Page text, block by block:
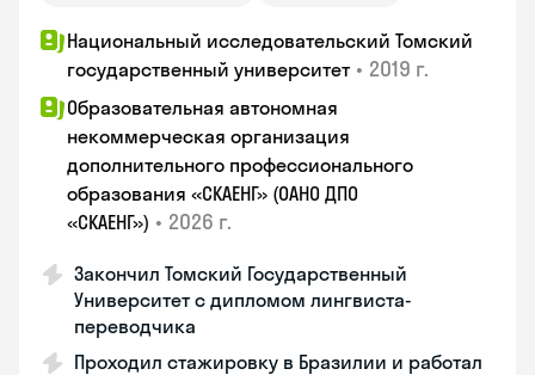
Национальный исследовательский Томский
государственный университет • 2019 г.
Образовательная автономная
некоммерческая организация
дополнительного профессионального
образования «СКАЕНГ» (ОАНО ДПО
«СКАЕНГ») • 2026 г.
Закончил Томский Государственный
Университет с дипломом лингвиста-
переводчика
Проходил стажировку в Бразилии и работал